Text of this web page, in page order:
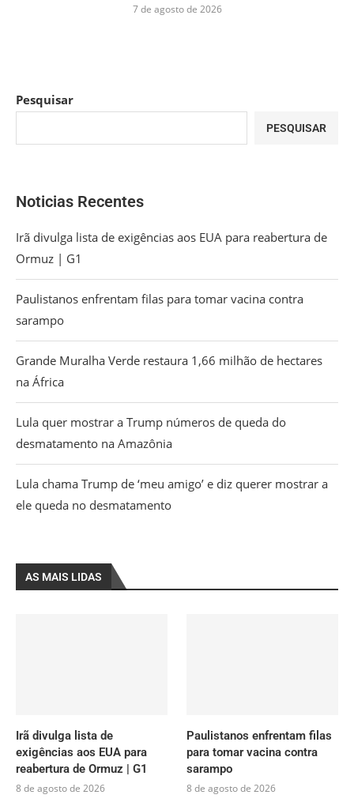
7 de agosto de 2026
Pesquisar
PESQUISAR
Noticias Recentes
Irã divulga lista de exigências aos EUA para reabertura de
Ormuz | G1
Paulistanos enfrentam filas para tomar vacina contra
sarampo
Grande Muralha Verde restaura 1,66 milhão de hectares
na África
Lula quer mostrar a Trump números de queda do
desmatamento na Amazônia
Lula chama Trump de ‘meu amigo’ e diz querer mostrar a
ele queda no desmatamento
AS MAIS LIDAS
Irã divulga lista de
exigências aos EUA para
reabertura de Ormuz | G1
8 de agosto de 2026
Paulistanos enfrentam filas
para tomar vacina contra
sarampo
8 de agosto de 2026